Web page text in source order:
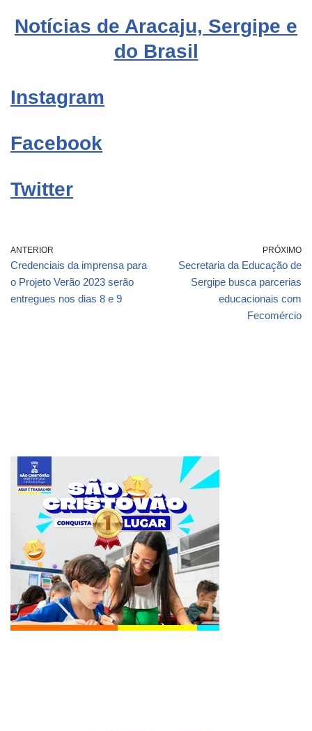
Notícias de Aracaju, Sergipe e
do Brasil
Instagram
Facebook
Twitter
ANTERIOR
Credenciais da imprensa para
o Projeto Verão 2023 serão
entregues nos dias 8 e 9
PRÓXIMO
Secretaria da Educação de
Sergipe busca parcerias
educacionais com
Fecomércio